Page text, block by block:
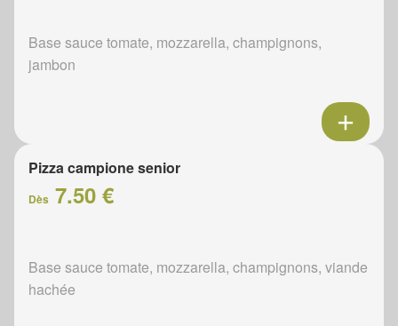
Base sauce tomate, mozzarella, champignons,
jambon
Pizza campione senior
Dès 7.50 €
Base sauce tomate, mozzarella, champignons, viande
hachée